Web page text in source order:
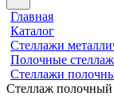
Главная
Каталог
Стеллажи
Полочные
Стеллажи
Стеллаж